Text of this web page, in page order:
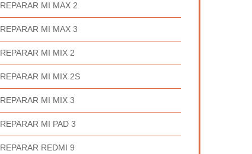
REPARAR MI MAX 2
REPARAR MI MAX 3
REPARAR MI MIX 2
REPARAR MI MIX 2S
REPARAR MI MIX 3
REPARAR MI PAD 3
REPARAR REDMI 9